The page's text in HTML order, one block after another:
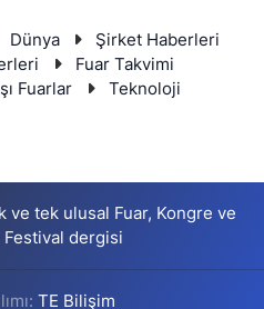
Dünya
Şirket Haberleri
Fuar Takvimi
Fuarlar
Teknoloji
ve tek ulusal Fuar, Kongre ve
Festival dergisi
TE Bilişim